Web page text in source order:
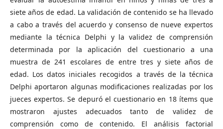
siete años de edad. La validación de contenido se ha llevado
a cabo a través del acuerdo y consenso de nueve expertos
mediante la técnica Delphi y la validez de comprensión
determinada por la aplicación del cuestionario a una
muestra de 241 escolares de entre tres y siete años de
edad. Los datos iniciales recogidos a través de la técnica
Delphi aportaron algunas modificaciones realizadas por los
jueces expertos. Se depuró el cuestionario en 18 ítems que
mostraron ajustes adecuados tanto de validez de
comprensión como de contenido. El análisis factorial